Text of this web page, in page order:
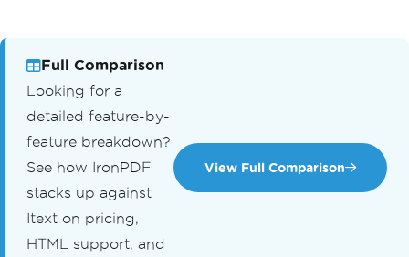
Full Comparison
Looking for a
detailed feature-by-
feature breakdown?
See how IronPDF
stacks up against
Itext on pricing,
HTML support, and
View Full Comparison